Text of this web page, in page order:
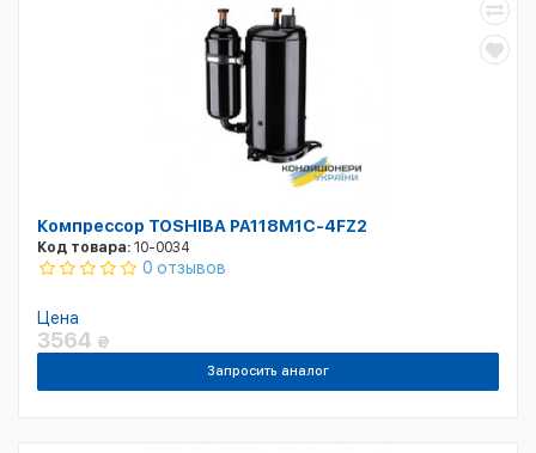
Компрессор TOSHIBA PA118M1C-4FZ2
Код товара: 10-0034
0 отзывов
Цена
3564 ₴
Запросить аналог